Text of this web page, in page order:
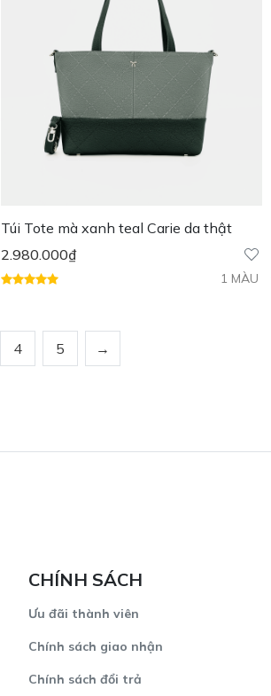
Túi Tote mà xanh teal Carie da thật
2.980.000₫
1 MÀU
4 5 →
CHÍNH SÁCH
Ưu đãi thành viên
Chính sách giao nhận
Chính sách đổi trả